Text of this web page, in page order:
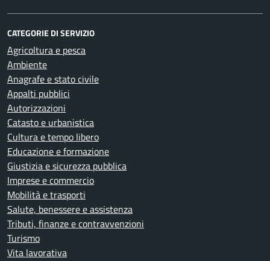
CATEGORIE DI SERVIZIO
Agricoltura e pesca
Ambiente
Anagrafe e stato civile
Appalti pubblici
Autorizzazioni
Catasto e urbanistica
Cultura e tempo libero
Educazione e formazione
Giustizia e sicurezza pubblica
Imprese e commercio
Mobilità e trasporti
Salute, benessere e assistenza
Tributi, finanze e contravvenzioni
Turismo
Vita lavorativa